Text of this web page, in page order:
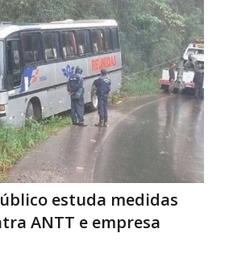
estuda medidas
ANTT e empresa